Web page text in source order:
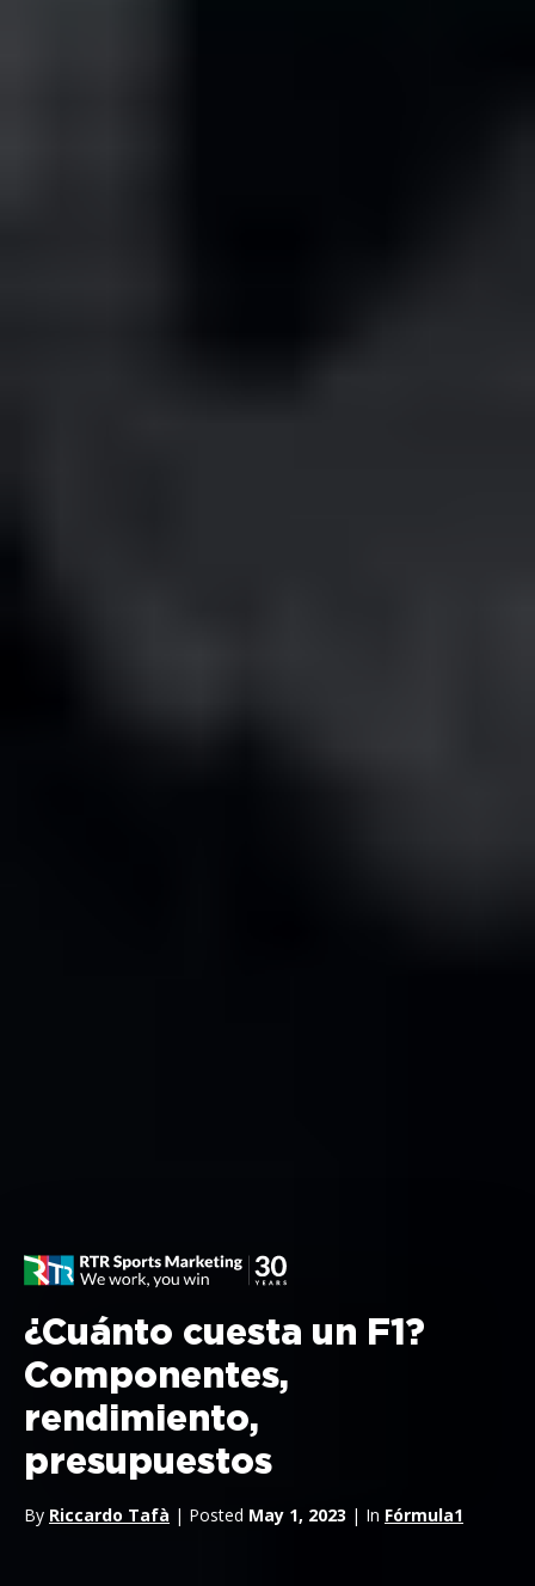
¿Cuánto cuesta un F1?
Componentes,
rendimiento,
presupuestos
By Riccardo Tafà | Posted May 1, 2023 | In Fórmula1